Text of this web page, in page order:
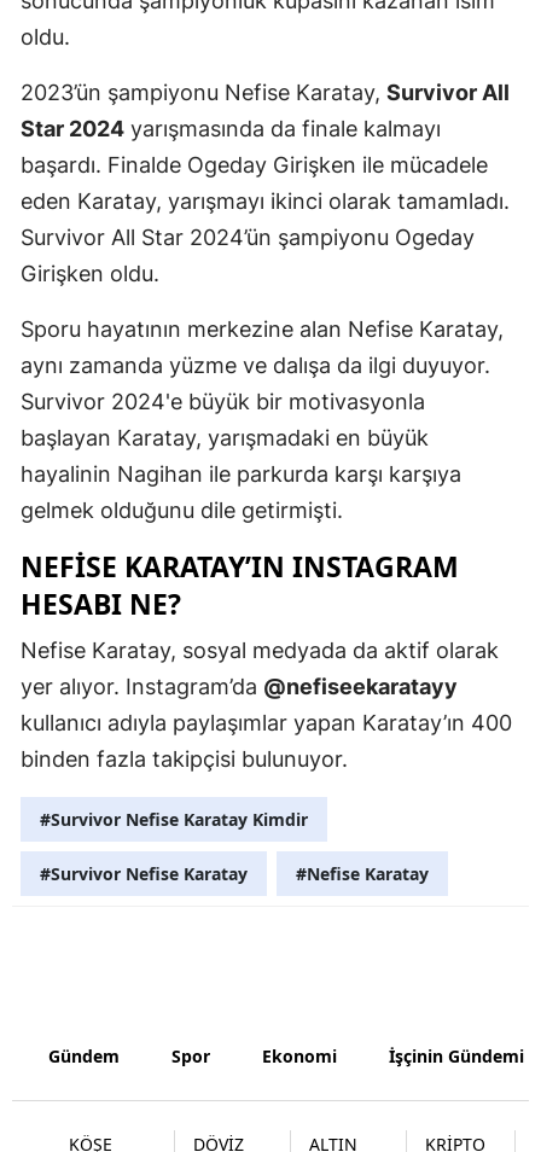
Uşak
Zonguldak
Aksaray
Kırıkkale
Ardahan
Yalova
Karabük
Düzce
oldu.
2023’ün şampiyonu Nefise Karatay, Survivor All
Star 2024 yarışmasında da finale kalmayı
başardı. Finalde Ogeday Girişken ile mücadele
eden Karatay, yarışmayı ikinci olarak tamamladı.
Survivor All Star 2024’ün şampiyonu Ogeday
Girişken oldu.
Sporu hayatının merkezine alan Nefise Karatay,
aynı zamanda yüzme ve dalışa da ilgi duyuyor.
Survivor 2024'e büyük bir motivasyonla
başlayan Karatay, yarışmadaki en büyük
hayalinin Nagihan ile parkurda karşı karşıya
gelmek olduğunu dile getirmişti.
NEFISE KARATAY’IN INSTAGRAM
HESABI NE?
Nefise Karatay, sosyal medyada da aktif olarak
yer alıyor. Instagram’da @nefiseekaratayy
kullanıcı adıyla paylaşımlar yapan Karatay’ın 400
binden fazla takipçisi bulunuyor.
#Survivor Nefise Karatay Kimdir
#Survivor Nefise Karatay #Nefise Karatay
Gündem Spor Ekonomi İşçinin Gündemi
KÖŞE DÖVİZ ALTIN KRİPTO